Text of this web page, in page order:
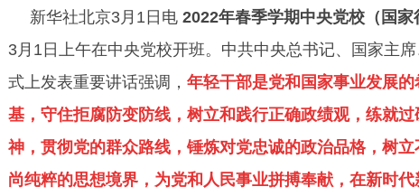
新华社北京3月1日电 2022年春季学期中央党校（国
3月1日上午在中央党校开班。中共中央总书记、国家主
式上发表重要讲话强调， 年轻干部是党和国家事业发展
基，守住拒腐防变防线，树立和践行正确政绩观，练就
神，贯彻党的群众路线，锤炼对党忠诚的政治品格，树
尚纯粹的思想境界，为党和人民事业拼搏奉献，在新时